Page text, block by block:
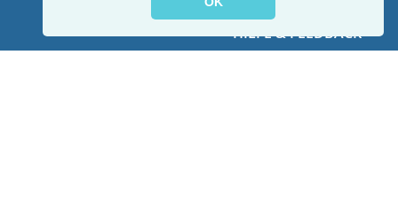
HILFE & FEEDBACK